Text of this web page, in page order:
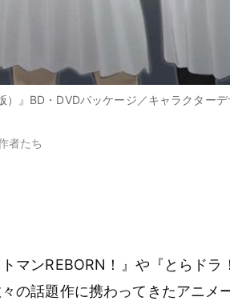
）』BD・DVDパッケージ／キャラクタ
者たち
トマンREBORN！』や『とらド
の話題作に携わってきたアニメ